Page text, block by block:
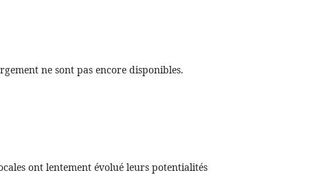
ne sont pas encore disponibles.
ont lentement évolué leurs potentialités